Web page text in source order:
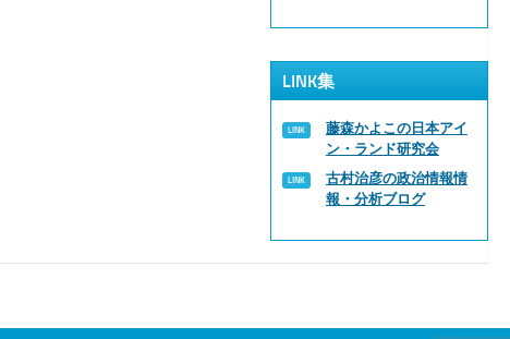
LINK集
藤森かよこの日本アイ
ン・ランド研究会
古村治彦の政治情報情
報・分析ブログ